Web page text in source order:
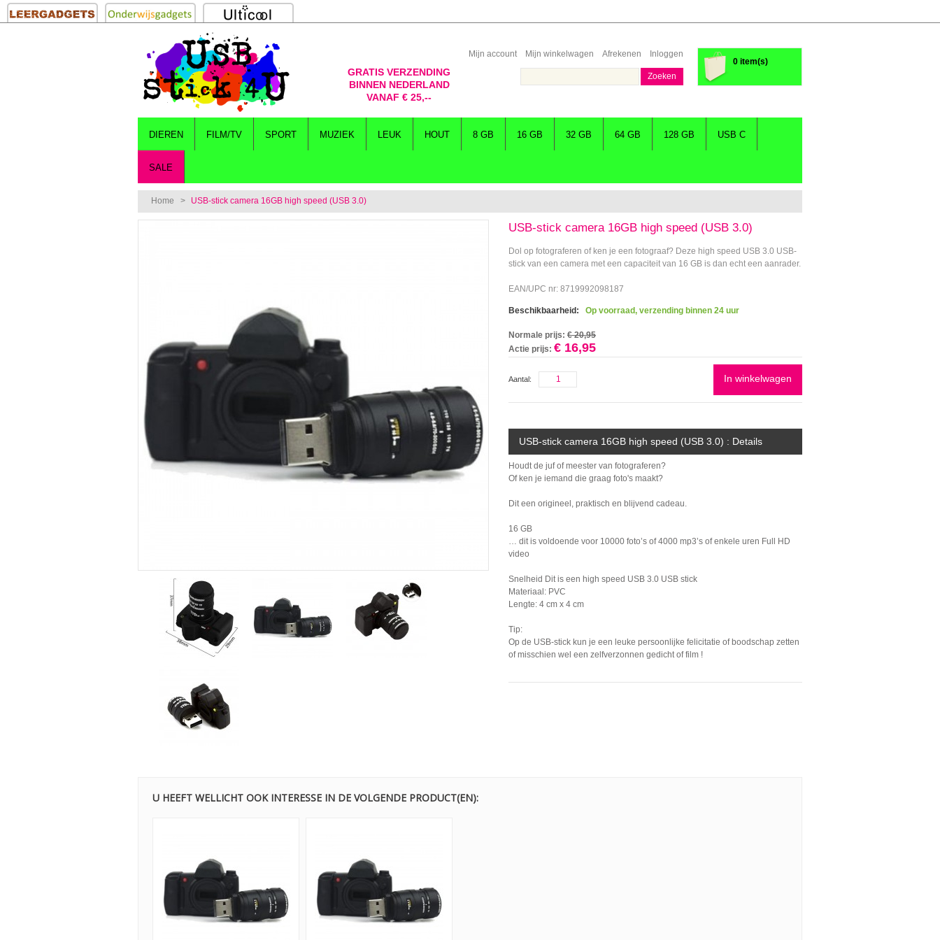
GRATIS VERZENDING
BINNEN NEDERLAND
VANAF € 25,--
0 item(s)
Inloggen
Mijn account Mijn winkelwagen Afrekenen
Zoeken
DIEREN FILM/TV SPORT MUZIEK LEUK HOUT 8 GB 16 GB 32 GB 64 GB 128 GB USB C
SALE
Home > USB-stick camera 16GB high speed (USB 3.0)
USB-stick camera 16GB high speed (USB 3.0)
Dol op fotograferen of ken je een fotograaf? Deze high speed USB 3.0 USB-
stick van een camera met een capaciteit van 16 GB is dan echt een aanrader.
EAN/UPC nr: 8719992098187
Beschikbaarheid: Op voorraad, verzending binnen 24 uur
Normale prijs: € 20,95
Actie prijs: € 16,95
Aantal: In winkelwagen
USB-stick camera 16GB high speed (USB 3.0) : Details
Houdt de juf of meester van fotograferen?
Of ken je iemand die graag foto's maakt?
Dit een origineel, praktisch en blijvend cadeau.
16 GB
… dit is voldoende voor 10000 foto’s of 4000 mp3’s of enkele uren Full HD
video
Snelheid Dit is een high speed USB 3.0 USB stick
Materiaal: PVC
Lengte: 4 cm x 4 cm
Tip:
Op de USB-stick kun je een leuke persoonlijke felicitatie of boodschap zetten
of misschien wel een zelfverzonnen gedicht of film !
U HEEFT WELLICHT OOK INTERESSE IN DE VOLGENDE PRODUCT(EN):